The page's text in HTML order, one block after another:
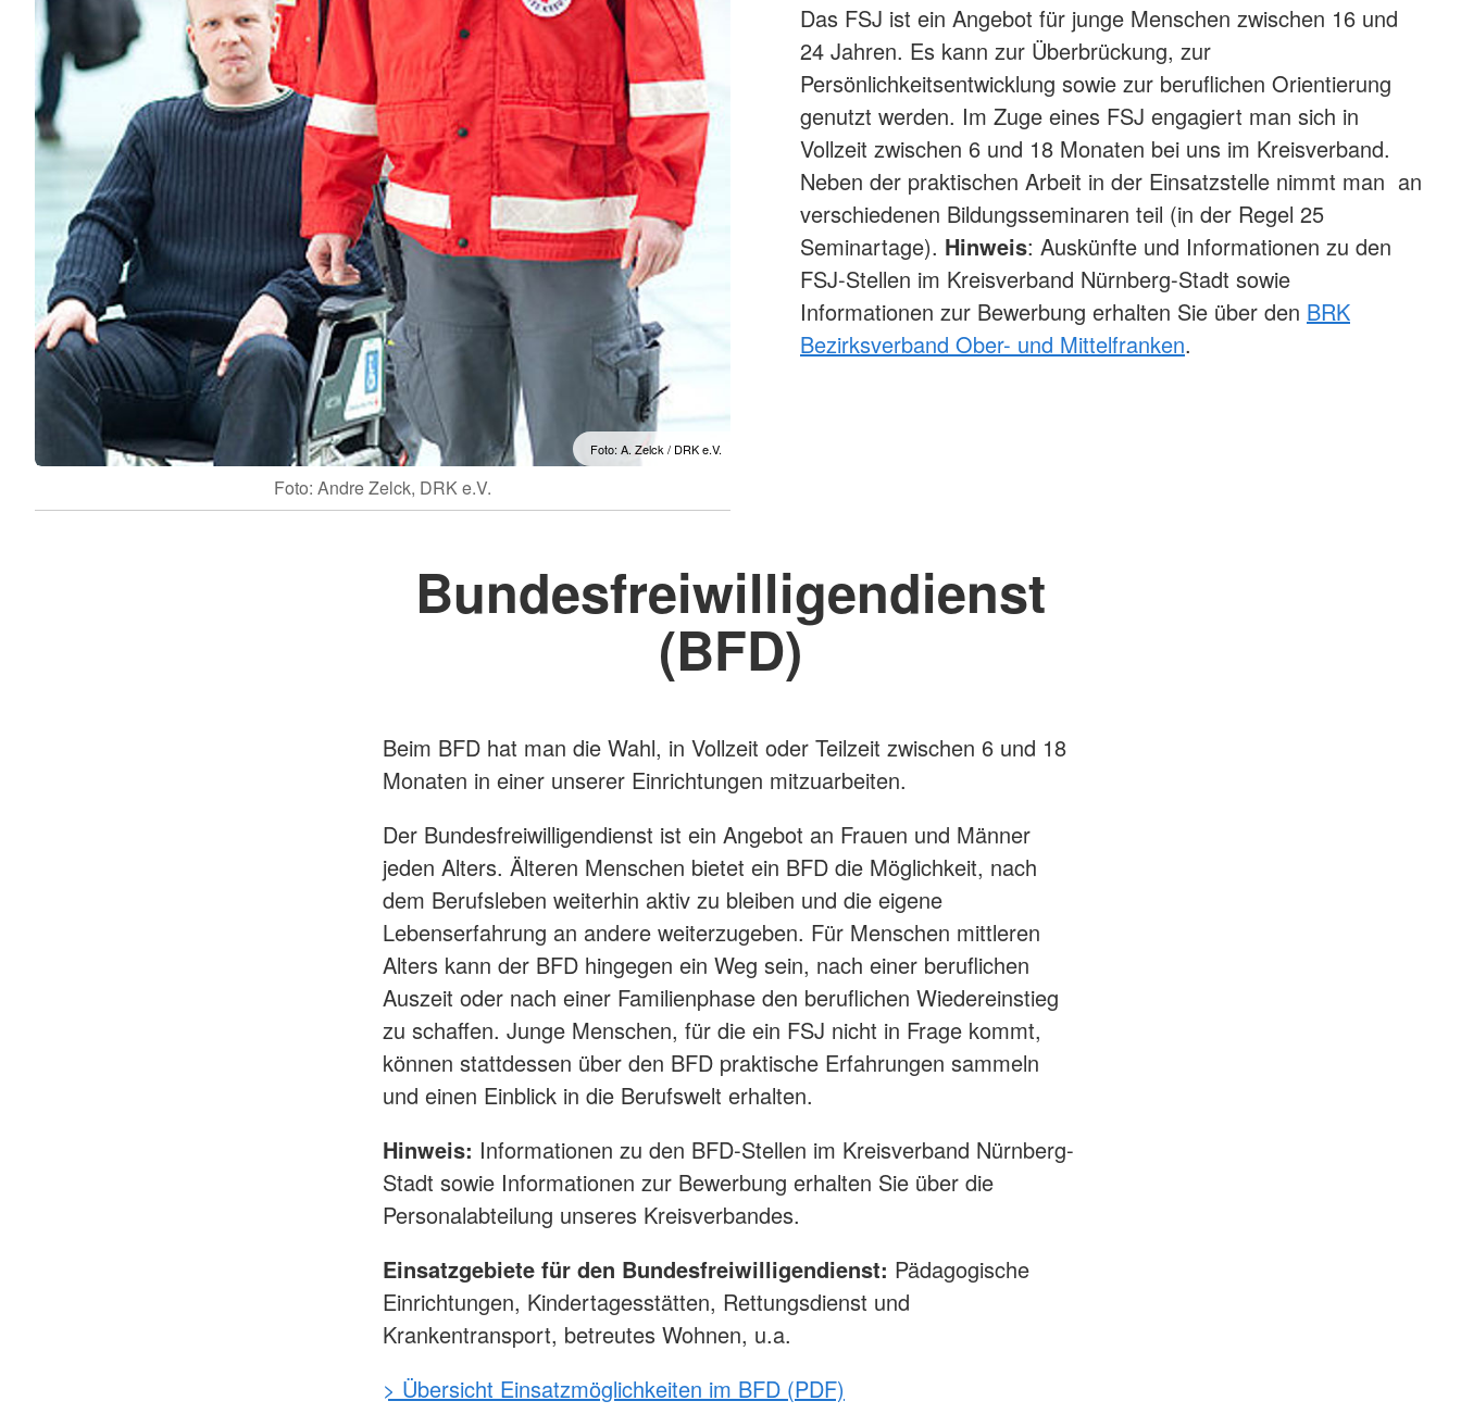
Foto: A. Zelck / DRK e.V.
Foto: Andre Zelck, DRK e.V.
Das FSJ ist ein Angebot für junge Menschen zwischen 16 und
24 Jahren. Es kann zur Überbrückung, zur
Persönlichkeitsentwicklung sowie zur beruflichen Orientierung
genutzt werden. Im Zuge eines FSJ engagiert man sich in
Vollzeit zwischen 6 und 18 Monaten bei uns im Kreisverband.
Neben der praktischen Arbeit in der Einsatzstelle nimmt man an
verschiedenen Bildungsseminaren teil (in der Regel 25
Seminartage). Hinweis: Auskünfte und Informationen zu den
FSJ-Stellen im Kreisverband Nürnberg-Stadt sowie
Informationen zur Bewerbung erhalten Sie über den BRK
Bezirksverband Ober- und Mittelfranken.
Bundesfreiwilligendienst
(BFD)
Beim BFD hat man die Wahl, in Vollzeit oder Teilzeit zwischen 6 und 18
Monaten in einer unserer Einrichtungen mitzuarbeiten.
Der Bundesfreiwilligendienst ist ein Angebot an Frauen und Männer
jeden Alters. Älteren Menschen bietet ein BFD die Möglichkeit, nach
dem Berufsleben weiterhin aktiv zu bleiben und die eigene
Lebenserfahrung an andere weiterzugeben. Für Menschen mittleren
Alters kann der BFD hingegen ein Weg sein, nach einer beruflichen
Auszeit oder nach einer Familienphase den beruflichen Wiedereinstieg
zu schaffen. Junge Menschen, für die ein FSJ nicht in Frage kommt,
können stattdessen über den BFD praktische Erfahrungen sammeln
und einen Einblick in die Berufswelt erhalten.
Hinweis: Informationen zu den BFD-Stellen im Kreisverband Nürnberg-
Stadt sowie Informationen zur Bewerbung erhalten Sie über die
Personalabteilung unseres Kreisverbandes.
Einsatzgebiete für den Bundesfreiwilligendienst: Pädagogische
Einrichtungen, Kindertagesstätten, Rettungsdienst und
Krankentransport, betreutes Wohnen, u.a.
> Übersicht Einsatzmöglichkeiten im BFD (PDF)